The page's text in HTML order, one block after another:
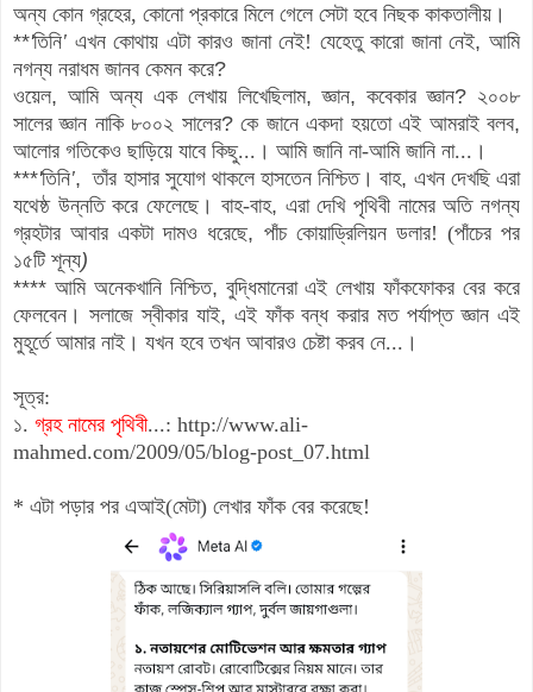
অন্য কোন গ্রহের, কোনো প্রকারে মিলে গেলে সেটা হবে নিছক কাকতালীয় ।
**'তিনি' এখন কোথায় এটা কারও জানা নেই! যেহেতু কারো জানা নেই,আমি
নগন্য নরাধম জানব কেমন করে?
ওয়েল, আমি অন্য এক লেখায় লিখেছিলাম,জ্ঞান, কবেকার জ্ঞান? ২০০৮
সালের জ্ঞান নাকি ৮০০২ সালের?কে জানে একদা হয়তো এই আমরাই বলব,
আলোর গতিকেও ছাড়িয়ে যাবে কিছু... । আমি জানি না-আমি জানি না... ।
***'তিনি', তাঁর হাসার সুযোগ থাকলে হাসতেন নিশ্চিত।বাহ, এখন দেখছি এরা
যথেষ্ঠ উন্নতি করে ফেলেছে। বাহ-বাহ, এরা দেখি পৃথিবী নামের অতি নগন্য
গ্রহটার আবার একটা দামও ধরেছে, পাঁচ কোয়াড্রিলিয়ন ডলার! (পাঁচের পর
১৫টি শূন্য)
**** আমি অনেকখানি নিশ্চিত, বুদ্ধিমানেরা এই লেখায় ফাঁকফোকর বের করে
ফেলবেন । সলাজে স্বীকার যাই, এই ফাঁক বন্ধ করার মত পর্যাপ্ত জ্ঞান এই
মুহূর্তে আমার নাই । যখন হবে তখন আবারও চেষ্টা করব নে... ।
সূত্র:
১. গ্রহ নামের পৃথিবী...: http://www.ali-
mahmed.com/2009/05/blog-post_07.html
* এটা পড়ার পর এআই(মেটা) লেখার ফাঁক বের করেছে!